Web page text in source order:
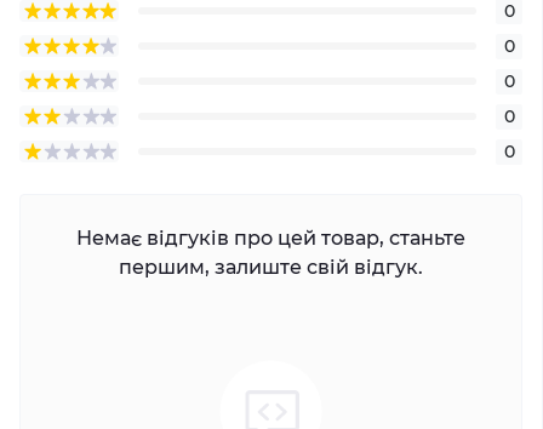
0
0
0
0
0
Немає відгуків про цей товар, станьте
першим, залиште свій відгук.